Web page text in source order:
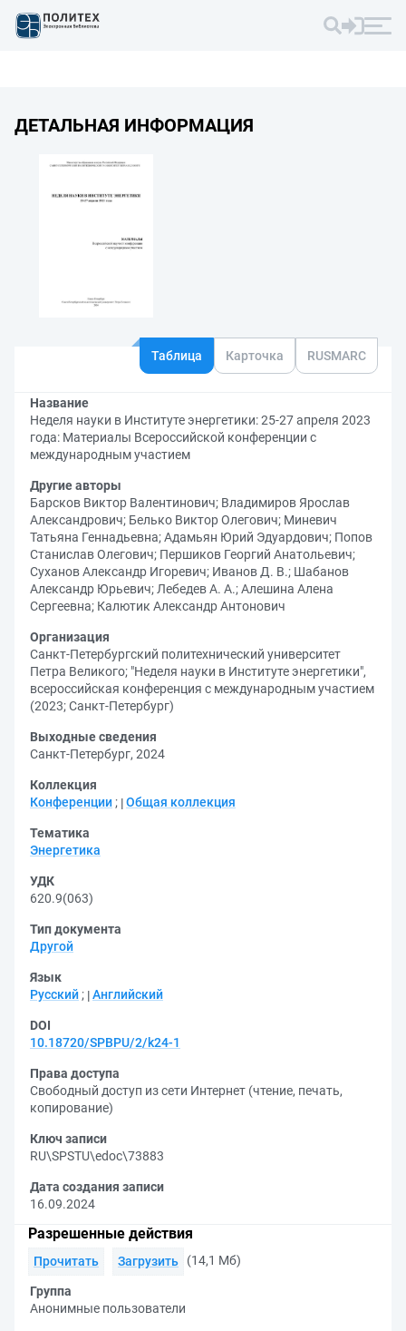
ДЕТАЛЬНАЯ ИНФОРМАЦИЯ
Таблица Карточка RUSMARC
Название
Неделя науки в Институте энергетики: 25-27 апреля 2023
года: Материалы Всероссийской конференции с
международным участием
Другие авторы
Барсков Виктор Валентинович; Владимиров Ярослав
Александрович; Белько Виктор Олегович; Миневич
Татьяна Геннадьевна;Адамьян Юрий Эдуардович; Попов
Станислав Олегович; Першиков Георгий Анатольевич;
Суханов Александр Игоревич; Иванов Д. В.; Шабанов
Александр Юрьевич; Лебедев А. А.;Алешина Алена
Сергеевна; Калютик Александр Антонович
Организация
Санкт-Петербургский политехнический университет
Петра Великого; "Неделя науки в Институте энергетики",
всероссийская конференция с международным участием
(2023; Санкт-Петербург)
Выходные сведения
Санкт-Петербург, 2024
Коллекция
Конференции ; Общая коллекция
Тематика
Энергетика
УДК
620.9(063)
Тип документа
Другой
Язык
Русский ; Английский
DOI
10.18720/SPBPU/2/k24-1
Права доступа
Свободный доступ из сети Интернет (чтение, печать,
копирование)
Ключ записи
RU\SPSTU\edoc\73883
Дата создания записи
16.09.2024
Разрешенные действия
Прочитать Загрузить (14,1 Мб)
Группа
Анонимные пользователи